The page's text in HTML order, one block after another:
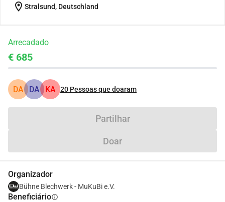
location_on Stralsund, Deutschland
Arrecadado
€ 685
DA DA KA 20 Pessoas que doaram
Partilhar
Doar
Organizador
Bühne Blechwerk - MuKuBi e.V.
Beneficiárioinfo